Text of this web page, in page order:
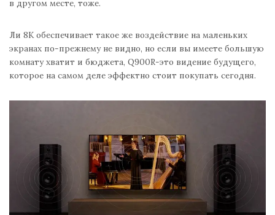
в другом месте, тоже.
Ли 8К обеспечивает такое же воздействие на маленьких
экранах по-прежнему не видно, но если вы имеете большую
комнату хватит и бюджета, Q900R-это видение будущего,
которое на самом деле эффектно стоит покупать сегодня.